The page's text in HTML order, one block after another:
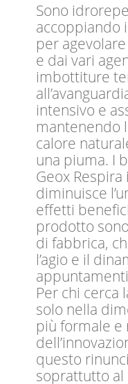
Sono
accoppiando
per
e dai vari
imbottiture
intensivo e
mantenendo
calore
una piuma. I
Geox
diminuisce
effetti
prodotto
di fabbrica,
l’agio e il
Per chi cerca
solo nella
più formale e
questo
soprattutto al